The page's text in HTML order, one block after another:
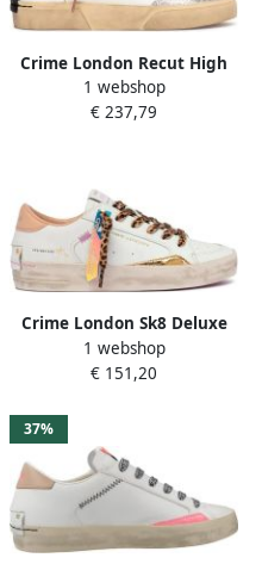
Crime London Recut High
Schoenen Wit Vrouw
1 webshop
€ 237,79
Crime London Sk8 Deluxe
29101pp8 Schoenen Wit
Vrouw
1 webshop
€ 151,20
37%